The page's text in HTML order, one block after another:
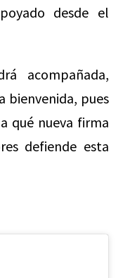
desde el
acompañada,
bienvenida, pues
qué nueva firma
defiende esta